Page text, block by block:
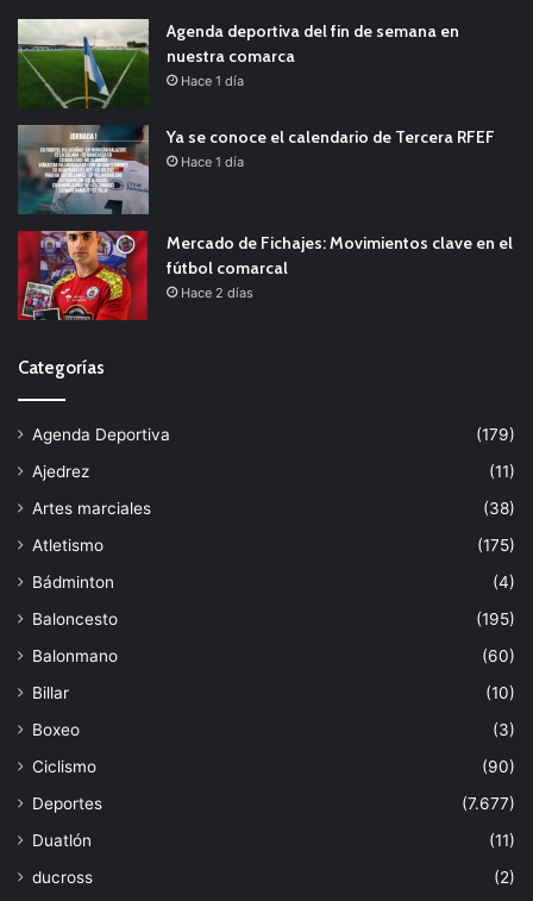
Agenda deportiva del fin de semana en
nuestra comarca
Hace 1 día
Ya se conoce el calendario de Tercera RFEF
Hace 1 día
Mercado de Fichajes: Movimientos clave en el
fútbol comarcal
Hace 2 días
Categorías
Agenda Deportiva
(179)
Ajedrez
(11)
Artes marciales
(38)
Atletismo
(175)
Bádminton
(4)
Baloncesto
(195)
Balonmano
(60)
Billar
(10)
Boxeo
(3)
Ciclismo
(90)
Deportes
(7.677)
Duatlón
(11)
ducross
(2)